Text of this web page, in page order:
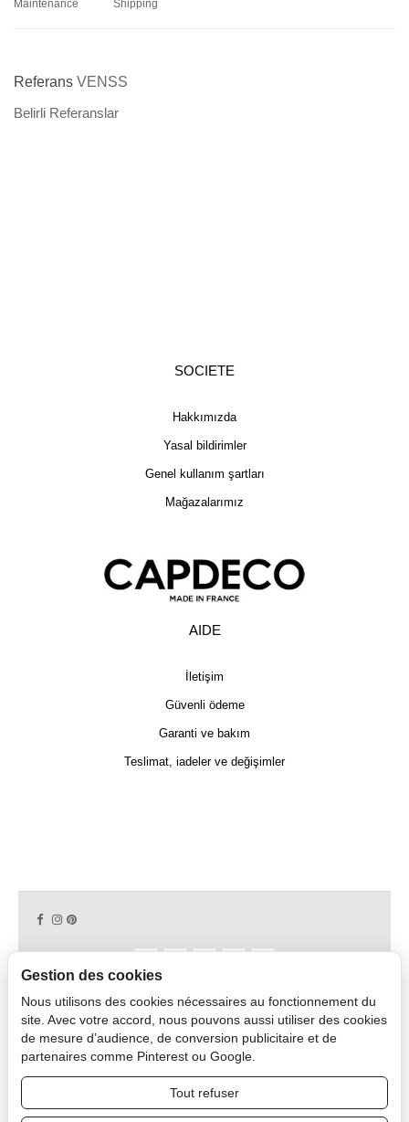
Maintenance Shipping
Referans VENSS
Belirli Referanslar
SOCIETE
Hakkımızda
Yasal bildirimler
Genel kullanım şartları
Mağazalarımız
AIDE
İletişim
Güvenli ödeme
Garanti ve bakım
Teslimat, iadeler ve değişimler
Copyright © 2026 CAPDECO.
Profesyonel Alan
Gestion des cookies
Nous utilisons des cookies nécessaires au fonctionnement du
site. Avec votre accord, nous pouvons aussi utiliser des cookies
de mesure d’audience, de conversion publicitaire et de
partenaires comme Pinterest ou Google.
Tout refuser